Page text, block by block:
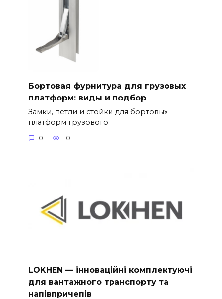
Бортовая фурнитура для грузовых
платформ: виды и подбор
Замки, петли и стойки для бортовых
платформ грузового
0 10
LOKHEN — інноваційні комплектуючі
для вантажного транспорту та
напівпричепів